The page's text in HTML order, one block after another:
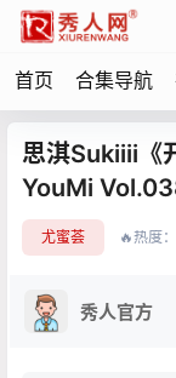
首页 合集导航
思淇Sukiiii《
YouMi
尤蜜荟 🔥热度
秀人官方